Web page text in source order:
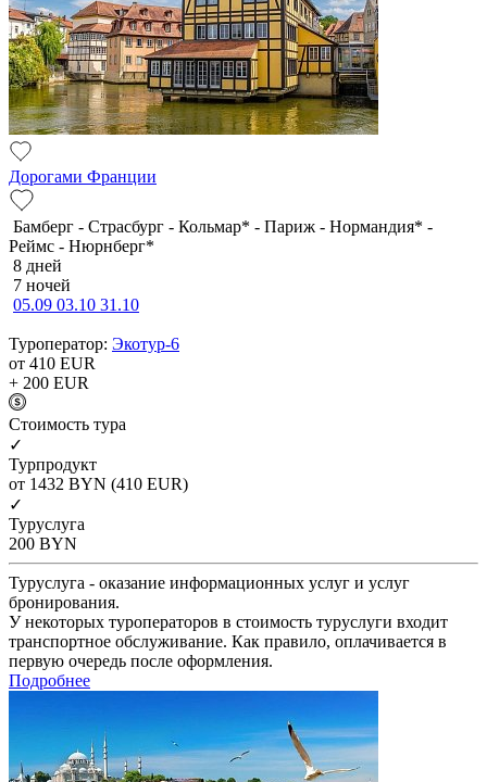
Дорогами Франции
Бамберг - Страсбург - Кольмар* - Париж - Нормандия* -
Реймс - Нюрнберг*
8 дней
7 ночей
05.09 03.10 31.10
Туроператор: Экотур-6
от 410 EUR
+ 200 EUR
Cтоимость тура
✓
Турпродукт
от 1432 BYN (410 EUR)
✓
Туруслуга
200 BYN
Туруслуга - оказание информационных услуг и услуг
бронирования.
У некоторых туроператоров в стоимость туруслуги входит
транспортное обслуживание. Как правило, оплачивается в
первую очередь после оформления.
Подробнее